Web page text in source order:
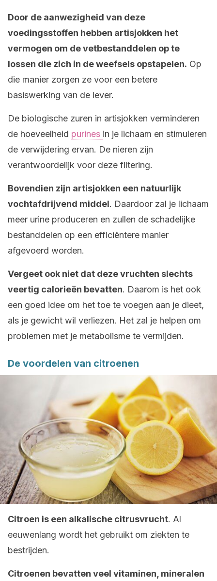
Door de aanwezigheid van deze
voedingsstoffen hebben artisjokken het
vermogen om de vetbestanddelen op te
lossen die zich in de weefsels opstapelen. Op
die manier zorgen ze voor een betere
basiswerking van de lever.
De biologische zuren in artisjokken verminderen
de hoeveelheid purines in je lichaam en stimuleren
de verwijdering ervan. De nieren zijn
verantwoordelijk voor deze filtering.
Bovendien zijn artisjokken een natuurlijk
vochtafdrijvend middel. Daardoor zal je lichaam
meer urine produceren en zullen de schadelijke
bestanddelen op een efficiëntere manier
afgevoerd worden.
Vergeet ook niet dat deze vruchten slechts
veertig calorieën bevatten. Daarom is het ook
een goed idee om het toe te voegen aan je dieet,
als je gewicht wil verliezen. Het zal je helpen om
problemen met je metabolisme te vermijden.
De voordelen van citroenen
Citroen is een alkalische citrusvrucht. Al
eeuwenlang wordt het gebruikt om ziekten te
bestrijden.
Citroenen bevatten veel vitaminen, mineralen